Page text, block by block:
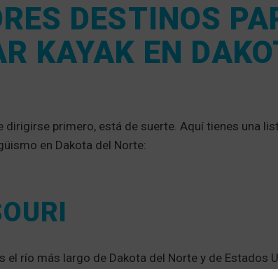
DESTINOS
KAYAK EN
dirigirse primero, está de suerte. Aquí tienes una
en Dakota del Norte:
el río más largo de Dakota del Norte y de Estados